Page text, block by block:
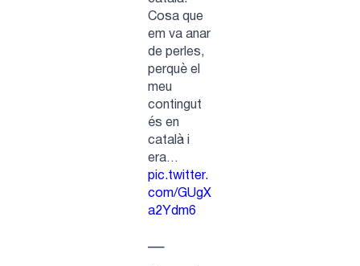
Cosa que
em va anar
de perles,
perquè el
meu
contingut
és en
català i
era…
pic.twitter.
com/GUgX
a2Ydm6
—